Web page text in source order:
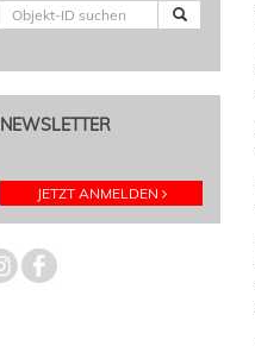
NEWSLETTER
JETZT ANMELDEN